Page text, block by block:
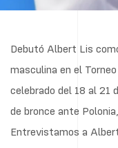
Debutó Albert Lis
masculina en el
celebrado del 18 al 21
de bronce ante
Entrevistamos a